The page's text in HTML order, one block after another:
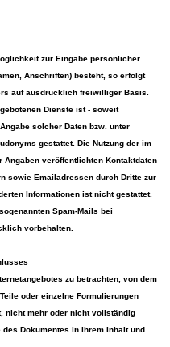
zur Eingabe persönlicher
Anschriften) besteht, so erfolgt
auf ausdrücklich freiwilliger Basis.
Dienste ist - soweit
solcher Daten bzw. unter
gestattet. Die Nutzung der im
veröffentlichten Kontaktdaten
sowie Emailadressen durch Dritte zur
Informationen ist nicht gestattet.
Spam-Mails bei
vorbehalten.
zu betrachten, von dem
oder einzelne Formulierungen
nicht mehr oder nicht vollständig
Dokumentes in ihrem Inhalt und